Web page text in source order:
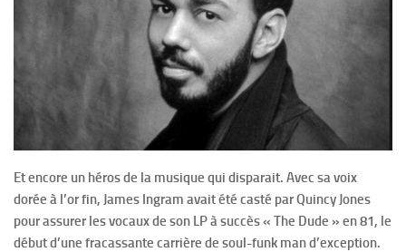
Et encore un héros de la musique qui disparait. Avec sa voix
dorée à l’or fin, James Ingram avait été casté par Quincy Jones
pour assurer les vocaux de son LP à succès « The Dude » en 81, le
début d’une fracassante carrière de soul-funk man d’exception.